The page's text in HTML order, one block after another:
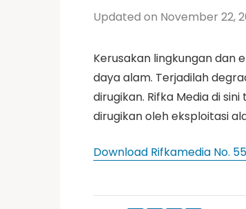
Updated on November 22,
Kerusakan lingkungan dan
daya alam. Terjadilah
dirugikan. Rifka Media di
dirugikan oleh eksploitasi
Download Rifkamedia No. 55